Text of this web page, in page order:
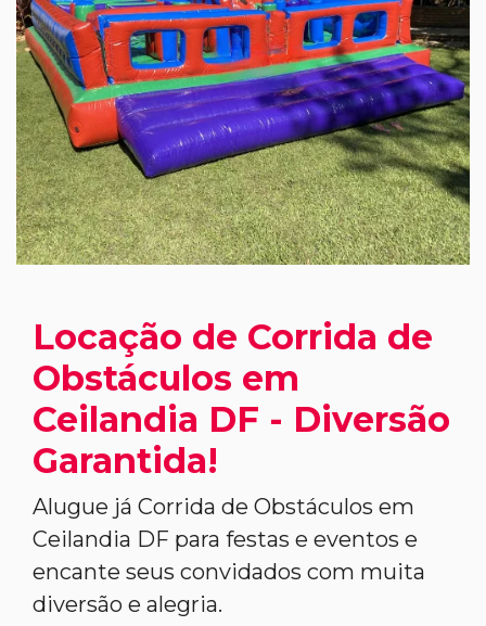
Locação de Corrida de
Obstáculos em
Ceilandia DF - Diversão
Garantida!
Alugue já Corrida de Obstáculos em
Ceilandia DF para festas e eventos e
encante seus convidados com muita
diversão e alegria.